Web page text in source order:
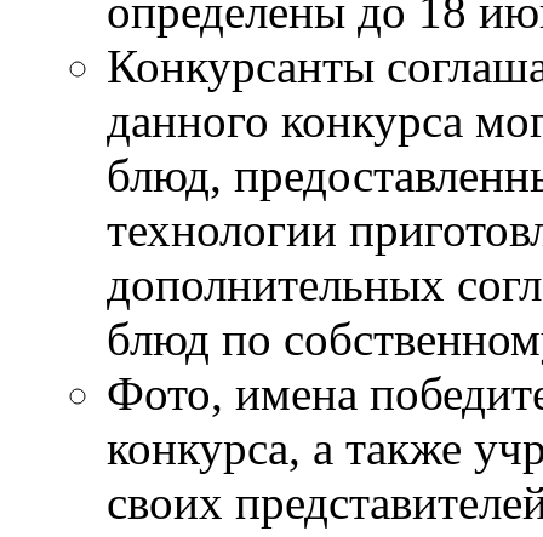
определены до 18
Конкурсанты
данного конкурса
блюд,
технологии
дополнительных
блюд по
Фото, имена
конкурса, а также
своих